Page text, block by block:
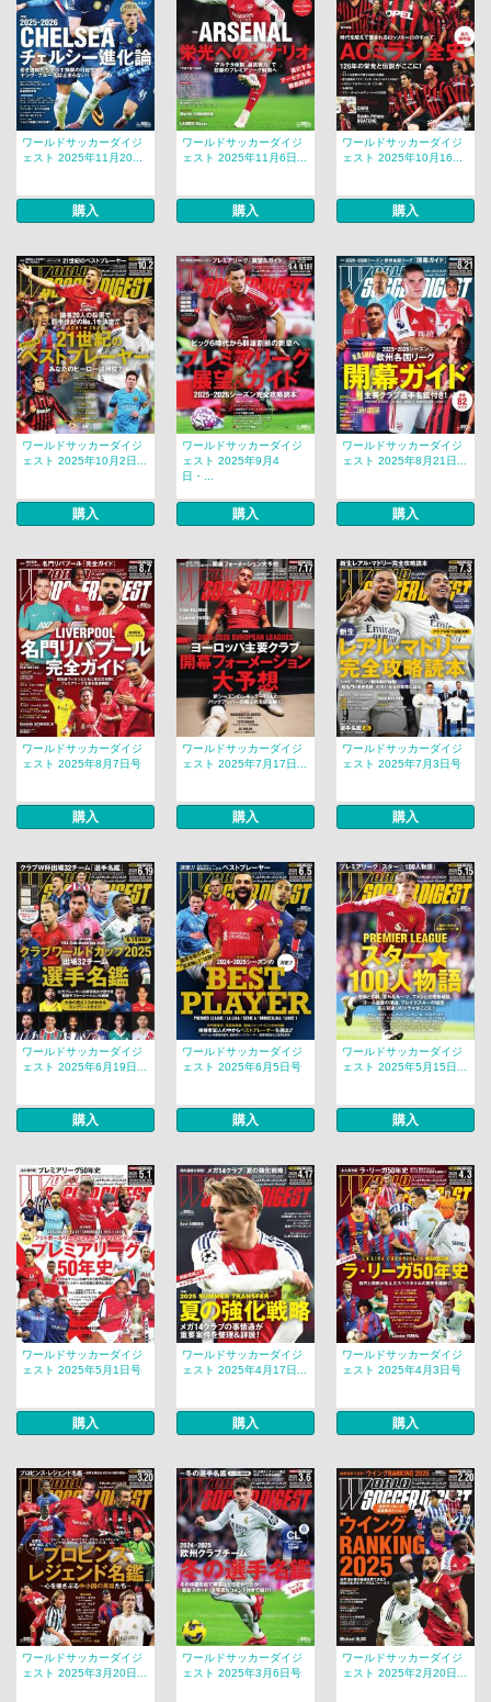
ワールドサッカーダイジ
ェスト 2025年11月20...
購入
ワールドサッカーダイジ
ェスト 2025年11月6日...
購入
ワールドサッカーダイジ
ェスト 2025年10月16...
購入
ワールドサッカーダイジ
ェスト 2025年10月2日...
購入
ワールドサッカーダイジ
ェスト 2025年9月4
日・...
購入
ワールドサッカーダイジ
ェスト 2025年8月21日...
購入
ワールドサッカーダイジ
ェスト 2025年8月7日号
購入
ワールドサッカーダイジ
ェスト 2025年7月17日...
購入
ワールドサッカーダイジ
ェスト 2025年7月3日号
購入
ワールドサッカーダイジ
ェスト 2025年6月19日...
購入
ワールドサッカーダイジ
ェスト 2025年6月5日号
購入
ワールドサッカーダイジ
ェスト 2025年5月15日...
購入
ワールドサッカーダイジ
ェスト 2025年5月1日号
購入
ワールドサッカーダイジ
ェスト 2025年4月17日...
購入
ワールドサッカーダイジ
ェスト 2025年4月3日号
購入
ワールドサッカーダイジ
ェスト 2025年3月20日...
ワールドサッカーダイジ
ェスト 2025年3月6日号
ワールドサッカーダイジ
ェスト 2025年2月20日...